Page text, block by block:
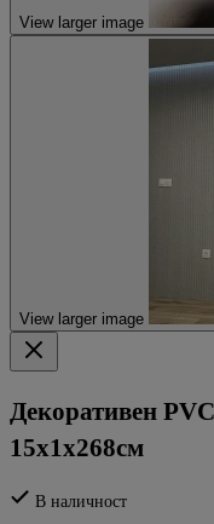
View larger image
View larger image
Декоративен
15х1х268см
В наличност